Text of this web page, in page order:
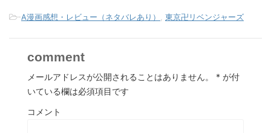
-A漫画感想・レビュー（ネタバレあり） , 東京卍リベンジャーズ
comment
メールアドレスが公開されることはありません。 * が付
いている欄は必須項目です
コメント